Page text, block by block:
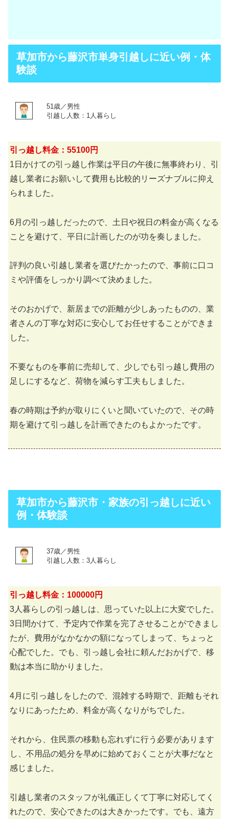
草加市から藤沢市単身引越しに近い例・体
験談
51歳／男性
引越し人数：1人暮らし
引っ越し料金：55100円
1日かけての引っ越し作業は平日の午後に無事終わり、引
越し業者にお願いして費用も比較的リーズナブルに抑え
られました。
6月の引っ越しだったので、土日や祝日の料金が高くなる
ことを避けて、平日に計画したのが功を奏しました。
評判の良い引越し業者を選びたかったので、事前に口コ
ミや評価をしっかり調べて決めました。
そのおかげで、新居までの距離が少しあったものの、業
者さんの丁寧な対応に安心してお任せすることができま
した。
不要なものを事前に売却して、少しでも引っ越し費用の
足しにするなど、荷物を減らす工夫もしました。
春の時期は予約が取りにくいと聞いていたので、その時
期を避けて引っ越しを計画できたのもよかったです。
草加市から藤沢市・家族の引っ越しに近い
例・体験談
37歳／男性
引越し人数：3人暮らし
引っ越し料金：100000円
3人暮らしの引っ越しは、思っていた以上に大変でした。
3日間かけて、予定内で作業を完了させることができまし
たが、費用がなかなかの額になってしまって、ちょっと
心配でした。でも、引っ越し会社に頼んだおかげで、移
動は本当に助かりました。
4月に引っ越しをしたので、混雑する時期で、距離もそれ
なりにあったため、料金が高くなりがちでした。
それから、住民票の移動も忘れずに行う必要があります
し、不用品の処分を早めに始めておくことが大事だなと
感じました。
引越し業者のスタッフが礼儀正しくて丁寧に対応してく
れたので、安心できたのは大きかったです。でも、遠方